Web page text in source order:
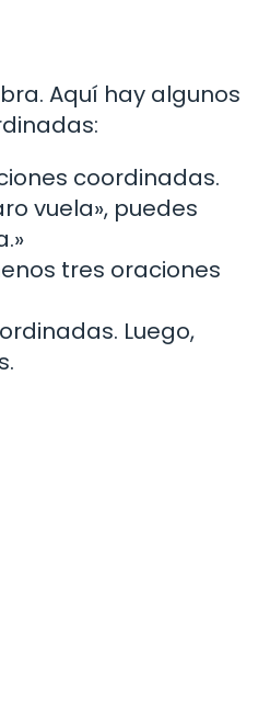
Aquí hay algunos
coordinadas.
vuela», puedes
tres oraciones
Luego,